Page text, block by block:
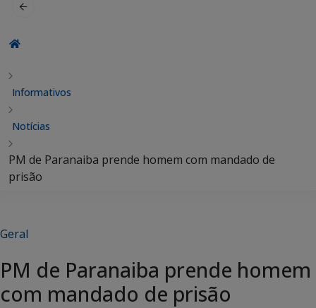
Informativos
Notícias
PM de Paranaiba prende homem com mandado de
prisão
Geral
PM de Paranaiba prende homem
com mandado de prisão